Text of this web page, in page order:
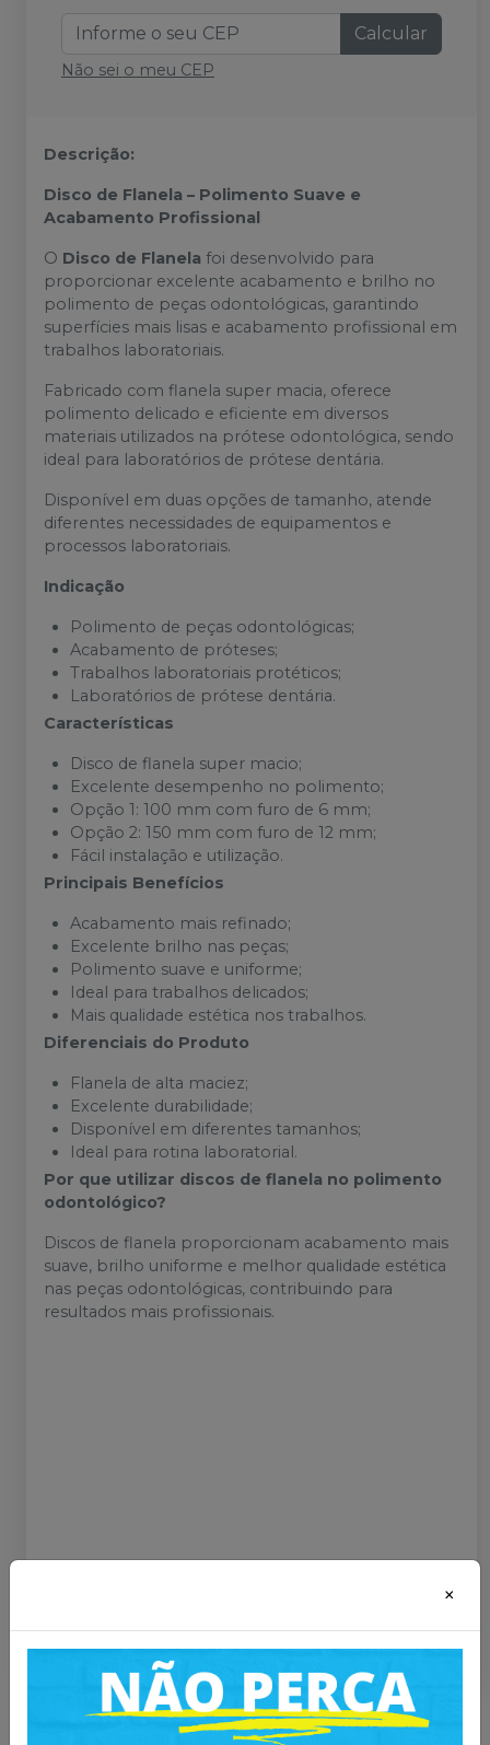
Calcular
Não sei o meu CEP
Descrição:
Disco de Flanela – Polimento Suave e
Acabamento Profissional
O Disco de Flanela foi desenvolvido para
proporcionar excelente acabamento e brilho no
polimento de peças odontológicas, garantindo
superfícies mais lisas e acabamento profissional em
trabalhos laboratoriais.
Fabricado com flanela super macia, oferece
polimento delicado e eficiente em diversos
materiais utilizados na prótese odontológica, sendo
ideal para laboratórios de prótese dentária.
Disponível em duas opções de tamanho, atende
diferentes necessidades de equipamentos e
processos laboratoriais.
Indicação
Polimento de peças odontológicas;
Acabamento de próteses;
Trabalhos laboratoriais protéticos;
Laboratórios de prótese dentária.
Características
Disco de flanela super macio;
Excelente desempenho no polimento;
Opção 1: 100 mm com furo de 6 mm;
Opção 2: 150 mm com furo de 12 mm;
Fácil instalação e utilização.
Principais Benefícios
Acabamento mais refinado;
Excelente brilho nas peças;
Polimento suave e uniforme;
Ideal para trabalhos delicados;
Mais qualidade estética nos trabalhos.
Diferenciais do Produto
Flanela de alta maciez;
Excelente durabilidade;
Disponível em diferentes tamanhos;
Ideal para rotina laboratorial.
Por que utilizar discos de flanela no polimento
odontológico?
Discos de flanela proporcionam acabamento mais
suave, brilho uniforme e melhor qualidade estética
nas peças odontológicas, contribuindo para
resultados mais profissionais.
×